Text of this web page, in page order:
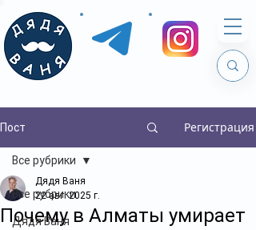
Пост Регистрация
Все рубрики
Дядя Ваня
Все рубрики
Почему в Алматы умирает
Дядя Ваня
22 авг. 2025 г.